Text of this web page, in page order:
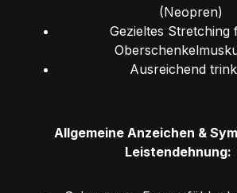
(Neopren)
Gezieltes Stretching
Ausreichend
Allgemeine Anzeichen &
Leistendehnung: